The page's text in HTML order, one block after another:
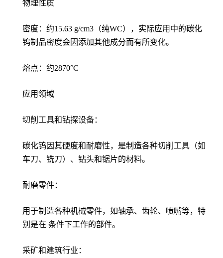
物理性质
密度：约15.63 g/cm3（纯WC），实际应用中的碳化
钨制品密度会因添加其他成分而有所变化。
熔点：约2870°C
应用领域
切削工具和钻探设备：
碳化钨因其硬度和耐磨性，是制造各种切削工具（如
车刀、铣刀）、钻头和锯片的材料。
耐磨零件：
用于制造各种机械零件，如轴承、齿轮、喷嘴等，特
别是在 条件下工作的部件。
采矿和建筑行业：